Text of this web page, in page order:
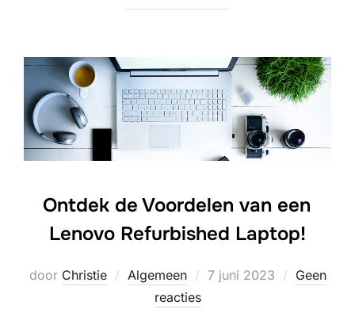
Ontdek de Voordelen van een
Lenovo Refurbished Laptop!
door Christie Algemeen
Geplaatst
7 juni 2023
Geen
reacties